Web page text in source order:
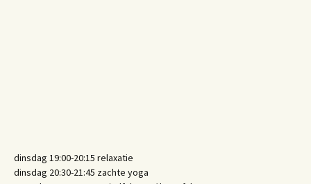
dinsdag 19:00-20:15 relaxatie
dinsdag 20:30-21:45 zachte yoga